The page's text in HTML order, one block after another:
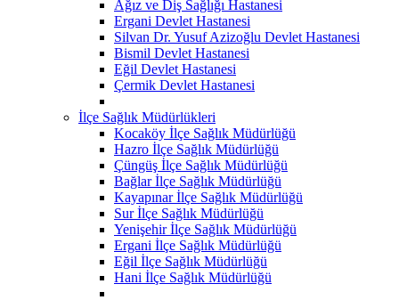
Ağız ve Diş Sağlığı Hastanesi
Ergani Devlet Hastanesi
Silvan Dr. Yusuf Azizoğlu Devlet Hastanesi
Bismil Devlet Hastanesi
Eğil Devlet Hastanesi
Çermik Devlet Hastanesi
İlçe Sağlık Müdürlükleri
Kocaköy İlçe Sağlık Müdürlüğü
Hazro İlçe Sağlık Müdürlüğü
Çüngüş İlçe Sağlık Müdürlüğü
Bağlar İlçe Sağlık Müdürlüğü
Kayapınar İlçe Sağlık Müdürlüğü
Sur İlçe Sağlık Müdürlüğü
Yenişehir İlçe Sağlık Müdürlüğü
Ergani İlçe Sağlık Müdürlüğü
Eğil İlçe Sağlık Müdürlüğü
Hani İlçe Sağlık Müdürlüğü